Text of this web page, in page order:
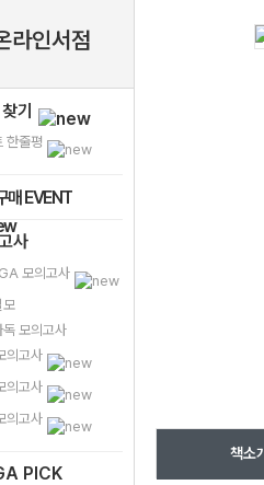
라인서점
기
한줄평
매 EVENT
사
모의고사
모
독 모의고사
의고사
의고사
의고사
PICK
책소